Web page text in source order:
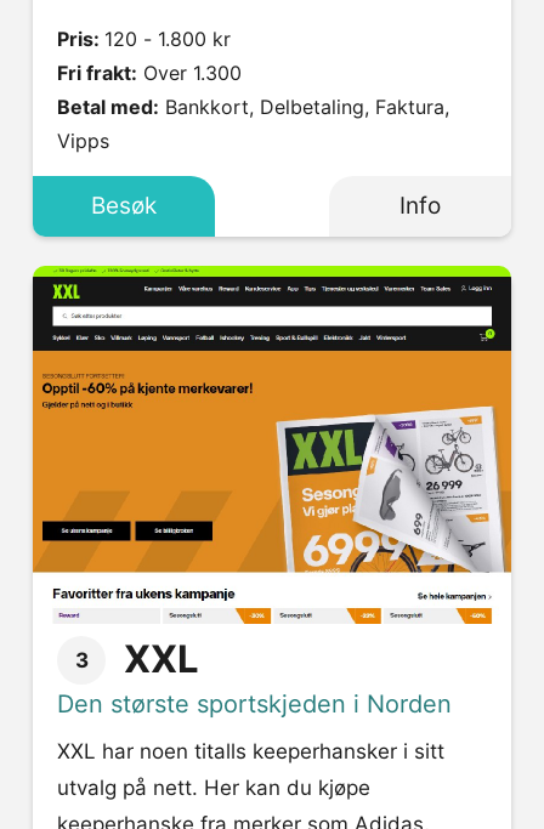
Pris: 120 - 1.800 kr
Fri frakt: Over 1.300
Betal med:
Vipps
Besøk Info
3 XXL
Den største sportskjeden i Norden
XXL har noen titalls keeperhansker i sitt
utvalg på nett. Her kan du kjøpe
keeperhanske fra merker som Adidas,